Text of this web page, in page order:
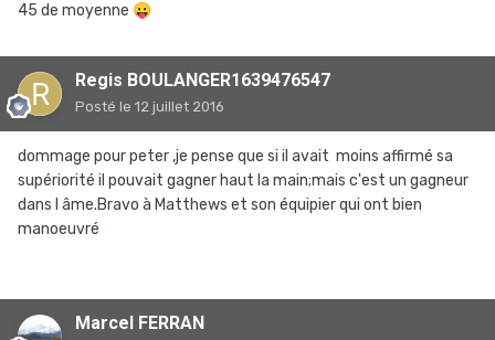
45 de moyenne 😛
Regis BOULANGER1639476547
Posté le 12 juillet 2016
dommage pour peter ,je pense que si il avait moins affirmé sa
supériorité il pouvait gagner haut la main;mais c'est un gagneur
dans l âme.Bravo à Matthews et son équipier qui ont bien
manoeuvré
Marcel FERRAN